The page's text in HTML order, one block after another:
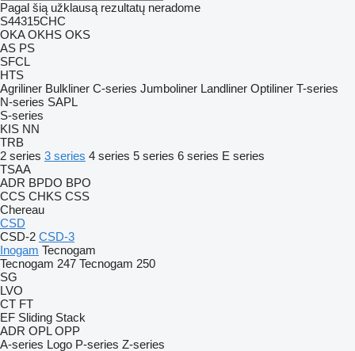
Pagal šią užklausą rezultatų neradome
S44315CHC
OKA OKHS OKS
AS PS
SFCL
HTS
Agriliner Bulkliner C-series Jumboliner Landliner Optiliner T-series
N-series SAPL
S-series
KIS NN
TRB
2 series 3 series 4 series 5 series 6 series E series
TSAA
ADR BPDO BPO
CCS CHKS CSS
Chereau
CSD
CSD-2 CSD-3
Inogam Tecnogam
Tecnogam 247 Tecnogam 250
SG
LVO
CT FT
EF Sliding Stack
ADR OPL OPP
A-series Logo P-series Z-series